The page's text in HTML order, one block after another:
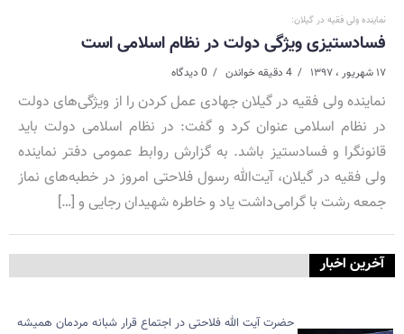
نماینده ولی فقیه در گیلان:
فسادستیزی ویژگی دولت در نظام اسلامی است
۱۷ شهریور ، ۱۳۹۷ 4 دقیقه خواندن 0 دیدگاه
نماینده ولی فقیه در گیلان جهادی عمل کردن را از ویژگی‌های دولت
در نظام اسلامی عنوان کرد و گفت: در نظام اسلامی دولت باید
قانونگرا و فسادستیز باشد. به گزارش روابط عمومی دفتر نماینده
ولی فقیه در گیلان، آیت‌الله رسول فلاحتی امروز در خطبه‌های نماز
جمعه رشت با گرامی‌داشت یاد و خاطره شهیدان رجایی و […]
آخرین اخبار
حضرت آیت الله فلاحتی در اجتماع قرار شبانه مردمان همیشه